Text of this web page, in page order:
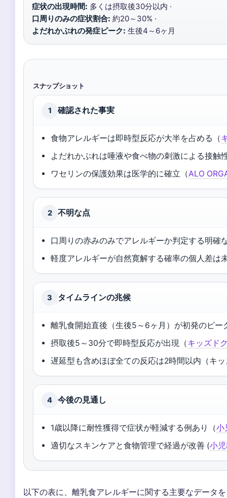
症状の出現時間: 多くは摂取後30分以内 ·
口周りのみの症状割合: 約20～30% ·
よだれかぶれの発症ピーク: 生後4～6ヶ月
スナップショット
1 確認された事実
食物アレルギーは即時型反応が大半を占める（
よだれかぶれは唾液や食べ物の刺激による接触
ワセリンの保護効果は医学的に確立（ALO
2 不明な点
口周りの赤みのみでアレルギーか判定する明確
軽度アレルギーが自然寛解する確率の個人差は
3 タイムラインの兆候
離乳食開始直後（生後5～6ヶ月）が初発のピー
摂取後5～30分で即時型反応が出現（キッズド
遅延型も含めほぼ全ての反応は2時間以内（キ
4 今後の見通し
1歳以降に耐性獲得で症状が軽減する例あり（小
適切なスキンケアと食物管理で経過が改善 (小
以下の表に、離乳食アレルギーに関する主要なデータ